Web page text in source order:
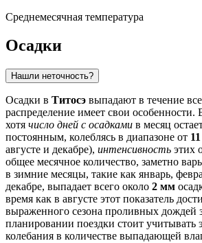
Среднемесячная температура
Осадки
Нашли неточность?
Осадки в Титосэ выпадают в течение
распределение имеет свои особенности.
хотя число дней с осадками в месяц
постоянным, колеблясь в диапазоне от 11
августе и декабре), интенсивность этих
общее месячное количество, заметно
в зимние месяцы, такие как январь,
декабре, выпадает всего около 2 мм
время как в августе этот показатель
выраженного сезона проливных дождей
планировании поездки стоит учитывать
колебания в количестве выпадающей